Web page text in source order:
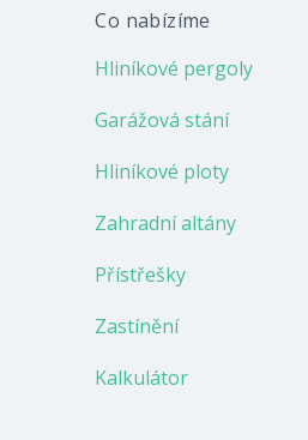
Co nabízíme
Hliníkové pergoly
Garážová stání
Hliníkové ploty
Zahradní altány
Přístřešky
Zastínění
Kalkulátor